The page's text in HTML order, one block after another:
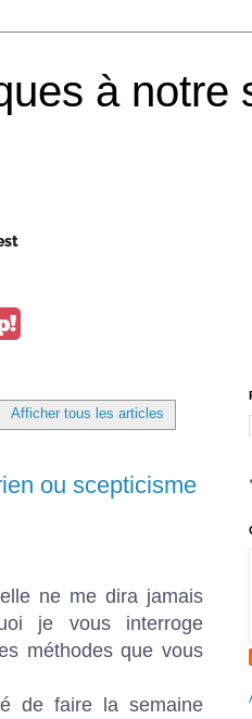
à notre
Afficher tous les articles
ou scepticisme
ne me dira jamais
je vous interroge
méthodes que vous
de faire la semaine